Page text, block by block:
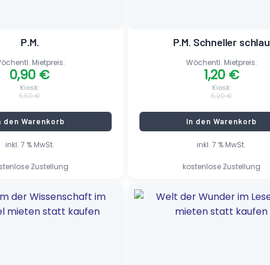
inkl. 7 % MwSt.
Zustellung
P.M.
Kiosk:
5,50€
Mietpreis:
0,90 €
den Warenkorb
inkl. 7 % MwSt.
kostenlose Zustellung
P.M. Schneller schlau
Kiosk:
5,20€
Wöchentl. Mietpreis:
1,20 €
In den Warenkorb
Ursprünglicher
Preis
Aktueller
Preis